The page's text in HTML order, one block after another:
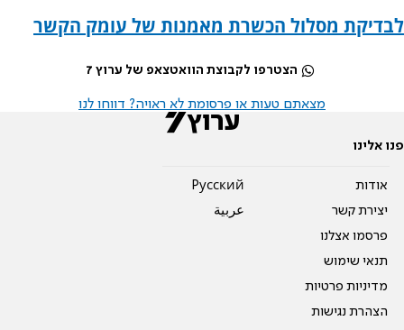
לבדיקת מסלול הכשרת מאמנות של עומק הקשר
הצטרפו לקבוצת הוואטצאפ של ערוץ 7
מצאתם טעות או פרסומת לא ראויה? דווחו לנו
פנו אלינו
אודות
יצירת קשר
פרסמו אצלנו
תנאי שימוש
מדיניות פרטיות
הצהרת נגישות
Pусский
عربية